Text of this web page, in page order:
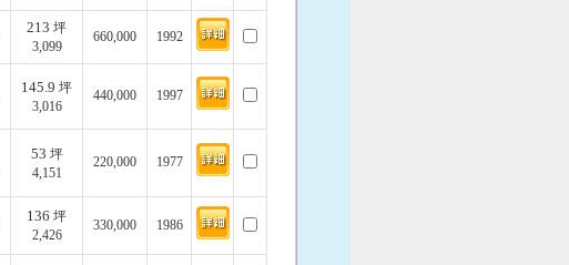
213 坪
3,099
660,000 1992
145.9 坪
3,016
440,000 1997
53 坪
4,151
220,000 1977
136 坪
2,426
330,000 1986